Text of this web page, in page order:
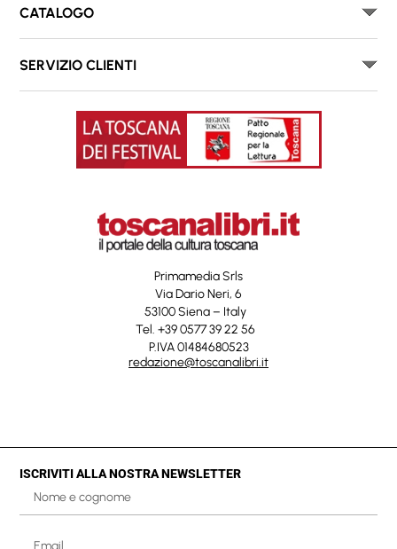
CATALOGO
SERVIZIO CLIENTI
Primamedia Srls
Via Dario Neri, 6
53100 Siena – Italy
Tel. +39 0577 39 22 56
P.IVA 01484680523
redazione@toscanalibri.it
ISCRIVITI ALLA NOSTRA NEWSLETTER